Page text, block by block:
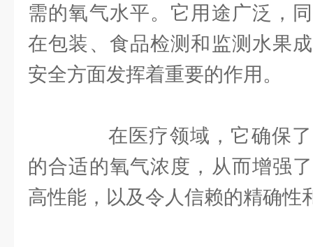
需的氧气水平。它用途广泛，
在包装、食品检测和监测水果
安全方面发挥着重要的作用。
在医疗领域，它确保了
的合适的氧气浓度，从而增强
高性能，以及令人信赖的精确性